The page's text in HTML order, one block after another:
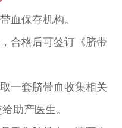
保存机构。
格后可签订《脐带
套脐带血收集相关
助产医生。